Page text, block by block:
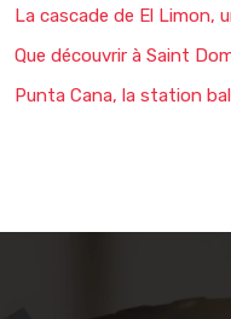
La cascade de El Limon,
Que découvrir à Saint
Punta Cana, la station